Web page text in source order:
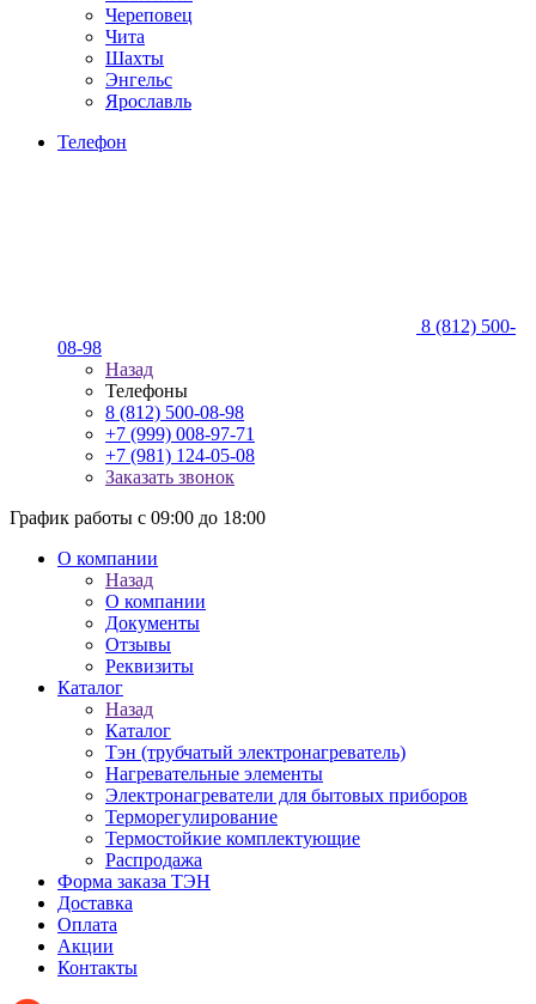
Череповец
Чита
Шахты
Энгельс
Ярославль
Телефон
8 (812) 500-
08-98
Назад
Телефоны
8 (812) 500-08-98
+7 (999) 008-97-71
+7 (981) 124-05-08
Заказать звонок
График работы с 09:00 до 18:00
О компании
Назад
О компании
Документы
Отзывы
Реквизиты
Каталог
Назад
Каталог
Тэн (трубчатый электронагреватель)
Нагревательные элементы
Электронагреватели для бытовых приборов
Терморегулирование
Термостойкие комплектующие
Распродажа
Форма заказа ТЭН
Доставка
Оплата
Акции
Контакты